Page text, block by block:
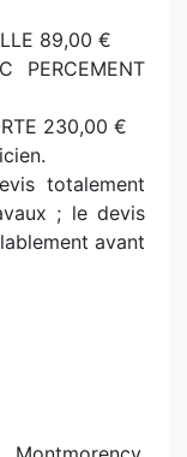
89,00 €
PERCEMENT
230,00 €
totalement
; le devis
avant